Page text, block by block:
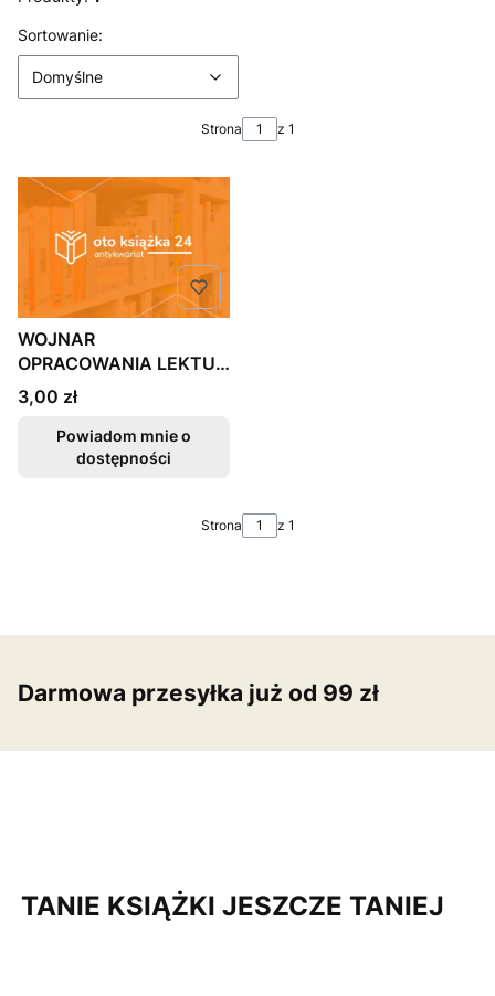
Lista produktów
Sortowanie:
Domyślne
Strona z 1
WOJNAR
OPRACOWANIA LEKTUR
I WIERSZY GIMNAZJUM
Cena
3,00 zł
Powiadom mnie o
dostępności
Strona z 1
Darmowa przesyłka już od 99 zł
TANIE KSIĄŻKI JESZCZE TANIEJ